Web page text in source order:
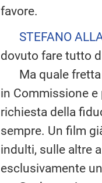
favore.
STEFANO
dovuto fare tutto
Ma quale fretta
in Commissione
richiesta della
sempre. Un film
indulti, sulle altre
esclusivamente